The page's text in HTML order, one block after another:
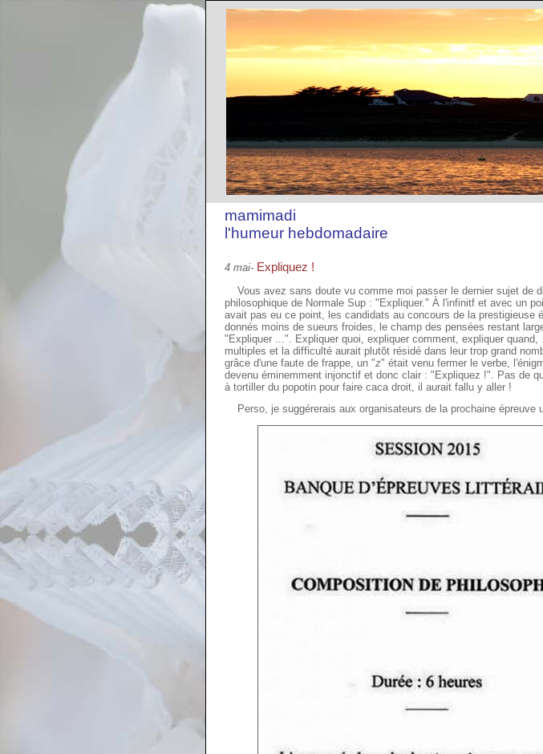
mamimadi
l'humeur hebdomadaire
4 mai- Expliquez !
Vous avez sans doute vu comme moi passer le dernier sujet de
philosophique de Normale Sup : "Expliquer." À l'infinitf et avec un
avait pas eu ce point, les candidats au concours de la prestigieuse
donnés moins de sueurs froides, le champ des pensées restant
"Expliquer ...". Expliquer quoi, expliquer comment, expliquer
multiples et la difficulté aurait plutôt résidé dans leur trop grand
grâce d'une faute de frappe, un "z" était venu fermer le verbe,
devenu éminemment injonctif et donc clair : "Expliquez !". Pas de
à tortiller du popotin pour faire caca droit, il aurait fallu y aller !
Perso, je suggérerais aux organisateurs de la prochaine épreuve